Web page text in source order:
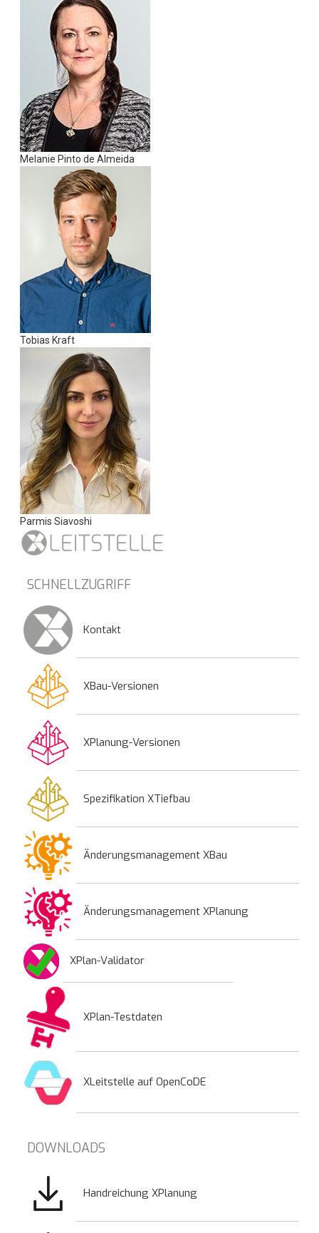
Melanie Pinto de Almeida
Tobias Kraft
Parmis Siavoshi
SCHNELLZUGRIFF
Kontakt
XBau-Versionen
XPlanung-Versionen
Spezifikation XTiefbau
Änderungsmanagement XBau
Änderungsmanagement XPlanung
XPlan-Validator
XPlan-Testdaten
XLeitstelle auf OpenCoDE
DOWNLOADS
Handreichung XPlanung